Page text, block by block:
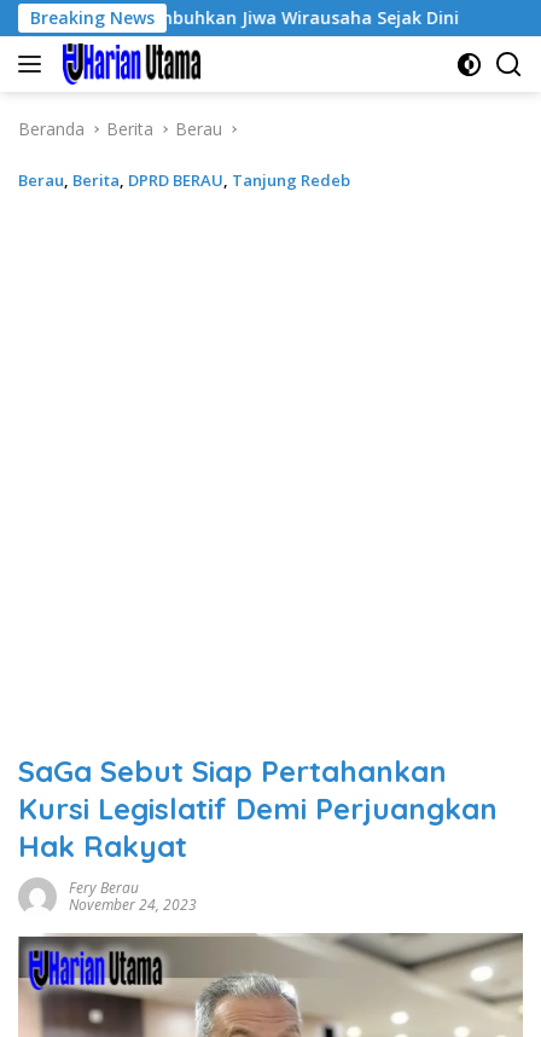
Langsung
ke
konten
Breaking News
Tumbuhkan Jiwa Wirausaha Sejak Dini GratisPol
Beranda Berita Berau
Berau, Berita, DPRD BERAU, Tanjung Redeb
SaGa Sebut Siap Pertahankan
Kursi Legislatif Demi Perjuangkan
Hak Rakyat
Fery Berau
November 24, 2023